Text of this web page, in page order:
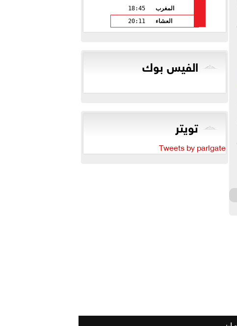
المغرب
18:45
العشاء
20:11
الفيس بوك
تويتر
Tweets by parlgate